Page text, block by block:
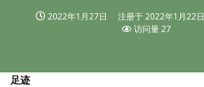
2022年1月27日 注册于2022年1月22日
访问量27
足迹